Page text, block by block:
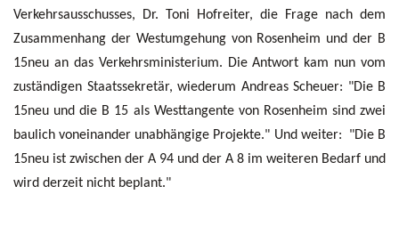
Verkehrsausschusses, Dr. Toni Hofreiter, die Frage nach dem
Zusammenhang der Westumgehung von Rosenheim und der B
15neu an das Verkehrsministerium. Die Antwort kam nun vom
zuständigen Staatssekretär, wiederum Andreas Scheuer: "Die B
15neu und die B 15 als Westtangente von Rosenheim sind zwei
baulich voneinander unabhängige Projekte." Und weiter: "Die B
15neu ist zwischen der A 94 und der A 8 im weiteren Bedarf und
wird derzeit nicht beplant."